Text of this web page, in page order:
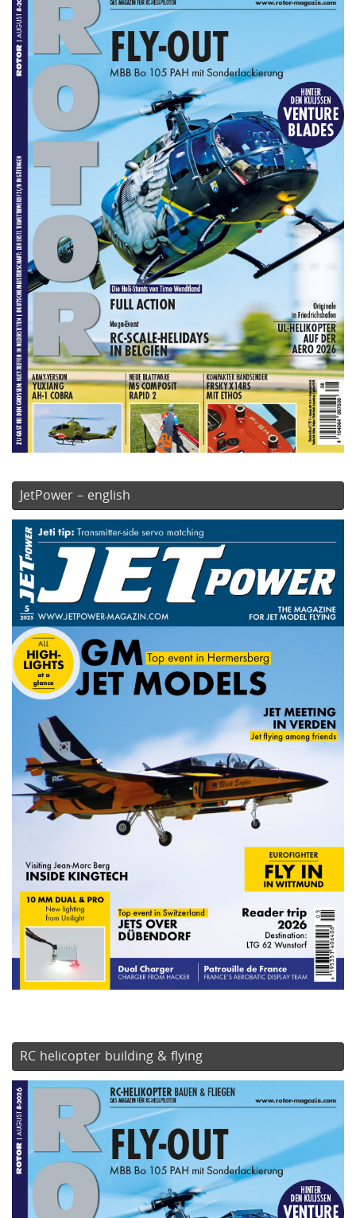
JetPower – english
RC helicopter building & flying